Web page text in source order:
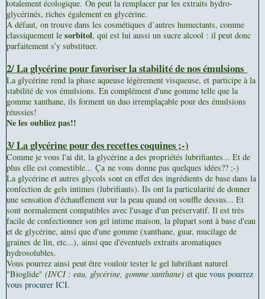
totalement écologique. On peut la remplacer par les extraits hydro-
glycérinés, riches également en glycérine.
A défaut, on trouve dans les cosmétiques d’autres humectants, comme
classiquement le sorbitol, qui est lui aussi un sucre alcool : il peut donc
parfaitement s’y substituer.
2/ La glycérine pourfavoriser la stabilité de nos émulsions
La glycérine rend la phase aqueuse légèrement visqueuse, et participe à la
stabilité de vos émulsions. En complément d'une gomme telle que la
gomme xanthane, ils forment un duo irremplaçable pour des émulsions
réussies!
Ne les oubliez pas!!
3/ La glycérine pour des recettes coquines ;-)
Comme je vous l'ai dit, la glycérine a des propriétés lubrifiantes... Et de
plus elle est comestible... Ça ne vous donne pas quelques idées?? ;-)
La glycérine et autres glycols sont en effet des ingrédients de base dans la
confection de gels intimes (lubrifiants). Ils ont la particularité de donner
une sensation d'échauffement sur la peau quand on souffle dessus... Et
sont normalement compatibles avec l'usage d'un préservatif. Il est très
facile de confectionner son gel intime maison, la plupart sont à base d'eau
et de glycérine, ainsi que d'une gomme (xanthane, guar, mucilage de
graines de lin, etc...), ainsi que d'éventuels extraits aromatiques
hydrosolubles.
Vous pourrez ainsi peut être vouloir tester le gel lubrifiant naturel
"Bioglide" (INCI : eau, glycérine, gomme xanthane) et que vous pourrez
vous procurer ICI.